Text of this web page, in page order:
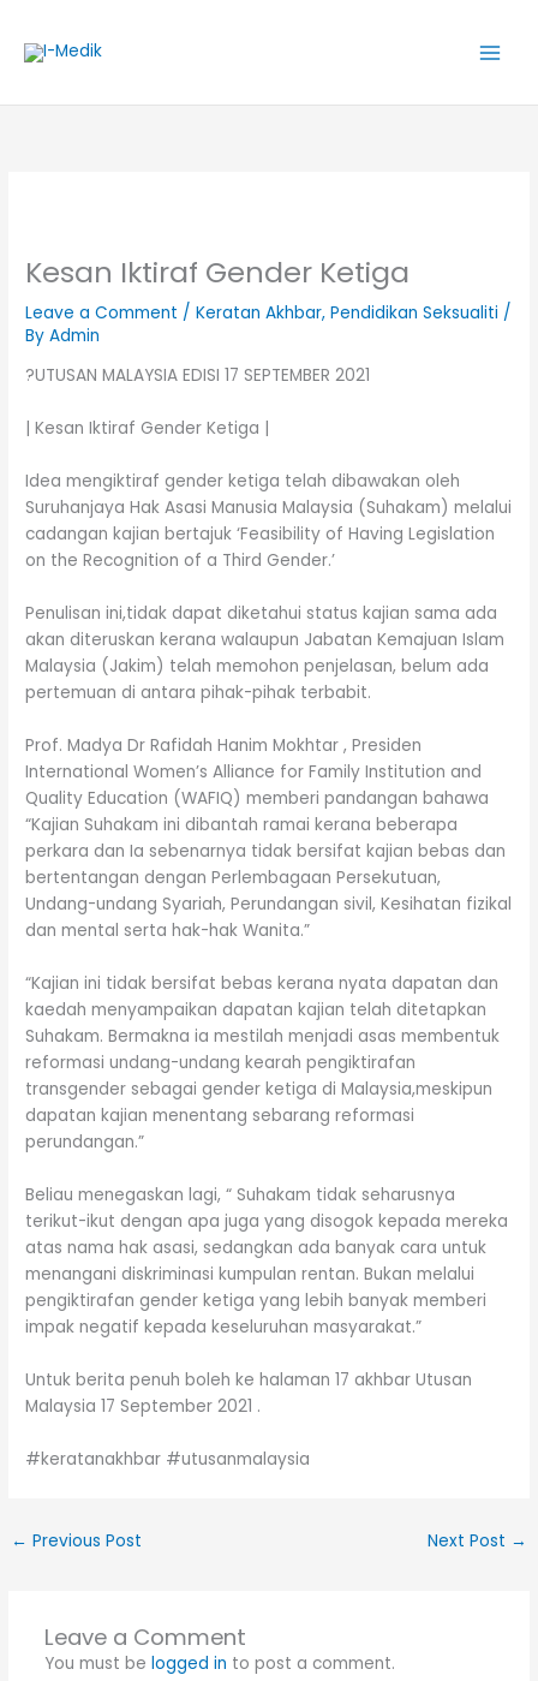
content
Kesan Iktiraf Gender Ketiga
Leave a Comment /Keratan Akhbar,Pendidikan Seksualiti /
ByAdmin
?UTUSAN MALAYSIA EDISI 17 SEPTEMBER 2021
| Kesan Iktiraf Gender Ketiga |
Idea mengiktiraf gender ketiga telah dibawakan oleh
Suruhanjaya Hak Asasi Manusia Malaysia (Suhakam) melalui
cadangan kajian bertajuk ‘Feasibility of Having Legislation
on the Recognition of a Third Gender.’
Penulisan ini,tidak dapat diketahui status kajian sama ada
akan diteruskan kerana walaupun Jabatan Kemajuan Islam
Malaysia (Jakim) telah memohon penjelasan, belum ada
pertemuan di antara pihak-pihak terbabit.
Prof. Madya Dr Rafidah Hanim Mokhtar , Presiden
International Women’s Alliance for Family Institution and
Quality Education (WAFIQ) memberi pandangan bahawa
“Kajian Suhakam ini dibantah ramai kerana beberapa
perkara dan Ia sebenarnya tidak bersifat kajian bebas dan
bertentangan dengan Perlembagaan Persekutuan,
Undang-undang Syariah, Perundangan sivil, Kesihatan fizikal
dan mental serta hak-hak Wanita.”
“Kajian ini tidak bersifat bebas kerana nyata dapatan dan
kaedah menyampaikan dapatan kajian telah ditetapkan
Suhakam. Bermakna ia mestilah menjadi asas membentuk
reformasi undang-undang kearah pengiktirafan
transgender sebagai gender ketiga di Malaysia,meskipun
dapatan kajian menentang sebarang reformasi
perundangan.”
Beliau menegaskan lagi, “ Suhakam tidak seharusnya
terikut-ikut dengan apa juga yang disogok kepada mereka
atas nama hak asasi, sedangkan ada banyak cara untuk
menangani diskriminasi kumpulan rentan. Bukan melalui
pengiktirafan gender ketiga yang lebih banyak memberi
impak negatif kepada keseluruhan masyarakat.”
Untuk berita penuh boleh ke halaman 17 akhbar Utusan
Malaysia 17 September 2021 .
#keratanakhbar #utusanmalaysia
← Previous Post Next Post →
Leave a Comment
You must be logged in to post a comment.